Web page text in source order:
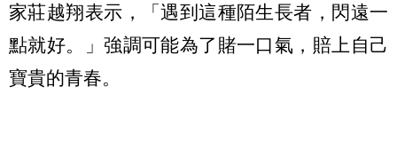
家莊越翔表示，「遇到這種陌生長者，閃遠一
點就好。」強調可能為了賭一口氣，賠上自己
寶貴的青春。